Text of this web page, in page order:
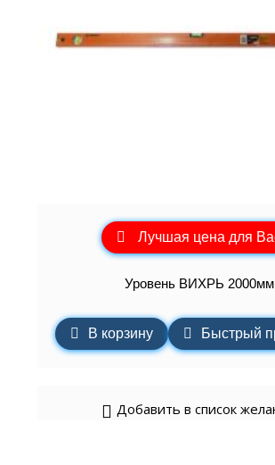
Лучшая цена для
Уровень ВИХРЬ 2000мм
В корзину Быстрый
Добавить в список